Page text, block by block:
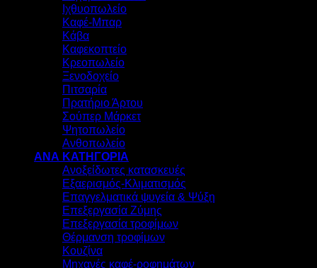
Ιχθυοπωλείο
Καφέ-Μπαρ
Κάβα
Καφεκοπτείο
Κρεοπωλείο
Ξενοδοχείο
Πιτσαρία
Πρατήριο Άρτου
Σούπερ Μάρκετ
Ψητοπωλείο
Ανθοπωλείο
ΑΝΑ ΚΑΤΗΓΟΡΙΑ
Ανοξείδωτες κατασκευές
Εξαερισμός-Κλιματισμός
Επαγγελματικά ψυγεία & Ψύξη
Επεξεργασία Ζύμης
Επεξεργασία τροφίμων
Θέρμανση τροφίμων
Κουζίνα
Μηχανές καφέ-ροφημάτων